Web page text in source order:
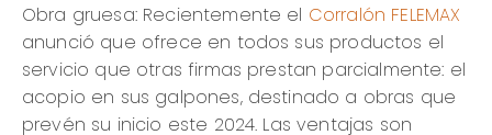
Obra gruesa: Recientemente el Corralón FELEMAX
anunció que ofrece en todos sus productos el
servicio que otras firmas prestan parcialmente: el
acopio en sus galpones, destinado a obras que
prevén su inicio este 2024. Las ventajas son